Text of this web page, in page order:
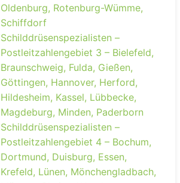
Oldenburg, Rotenburg-Wümme,
Schiffdorf
Schilddrüsenspezialisten –
Postleitzahlengebiet 3 – Bielefeld,
Braunschweig, Fulda, Gießen,
Göttingen, Hannover, Herford,
Hildesheim, Kassel, Lübbecke,
Magdeburg, Minden, Paderborn
Schilddrüsenspezialisten –
Postleitzahlengebiet 4 – Bochum,
Dortmund, Duisburg, Essen,
Krefeld, Lünen, Mönchengladbach,